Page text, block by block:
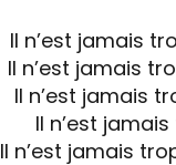
Il n’est jamais
Il n’est jamais
Il n’est jamais
Il n’est
Il n’est jamais